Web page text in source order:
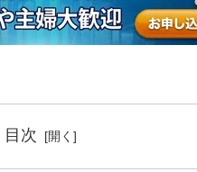
目次